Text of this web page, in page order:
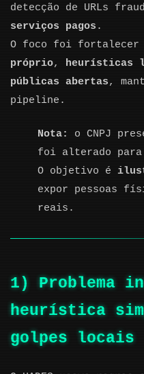
detecção de URLs
serviços pagos .
O foco foi fortalecer
próprio, heurísticas
públicas abertas,
pipeline.
Nota:
o CNPJ
foi alterado para
O objetivo é
expor pessoas
reais.
1) Problema
heurística
golpes locais